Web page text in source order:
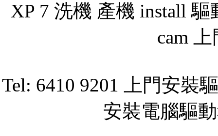
XP 7 洗機 產機 install
cam
Tel: 6410 9201 上門安裝
安裝電腦驅